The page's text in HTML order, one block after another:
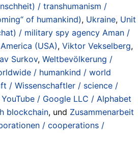
/ transhumanism /
of humankind), Ukraine, Unit
/ military spy agency Aman /
(USA), Viktor Vekselberg,
Surkov, Weltbevölkerung /
/ humankind / world
/ Wissenschaftler / science /
YouTube / Google LLC / Alphabet
blockchain, und Zusammenarbeit
/ cooperations /